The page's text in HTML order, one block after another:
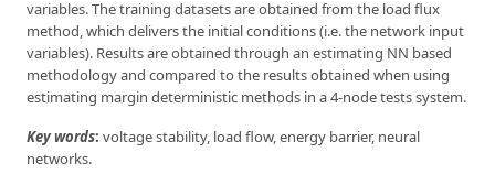
variables. The training datasets are obtained from the load flux
method, which delivers the initial conditions (i.e. the network input
variables). Results are obtained through an estimating NN based
methodology and compared to the results obtained when using
estimating margin deterministic methods in a 4-node tests system.
Key words: voltage stability, load flow, energy barrier, neural
networks.